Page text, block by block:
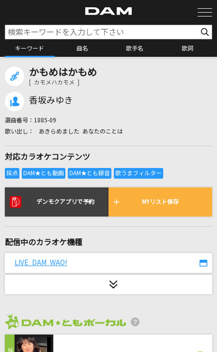
キーワード 曲名 歌手名 歌詞
カラオケ検索
全国りれき
リアルタイムで歌われている曲の一覧
福笑い
lumiere
BUMP OF CHICKEN
かもめはかもめ
[ カモメハカモメ ]
香坂みゆき
選曲番号： 1885-09
あきらめました あなたのことは
対応カラオケコンテンツ
デンモクアプリで予約 MYリスト保存
配信中のカラオケ機種
LIVE DAM WAO!